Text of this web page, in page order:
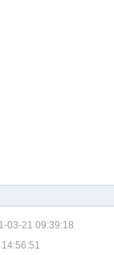
03-21 09:39:18